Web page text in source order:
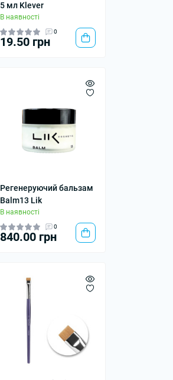
5 мл Klever
В наявності
0
19.50 грн
Регенеруючий бальзам
Balm13 Lik
В наявності
0
840.00 грн